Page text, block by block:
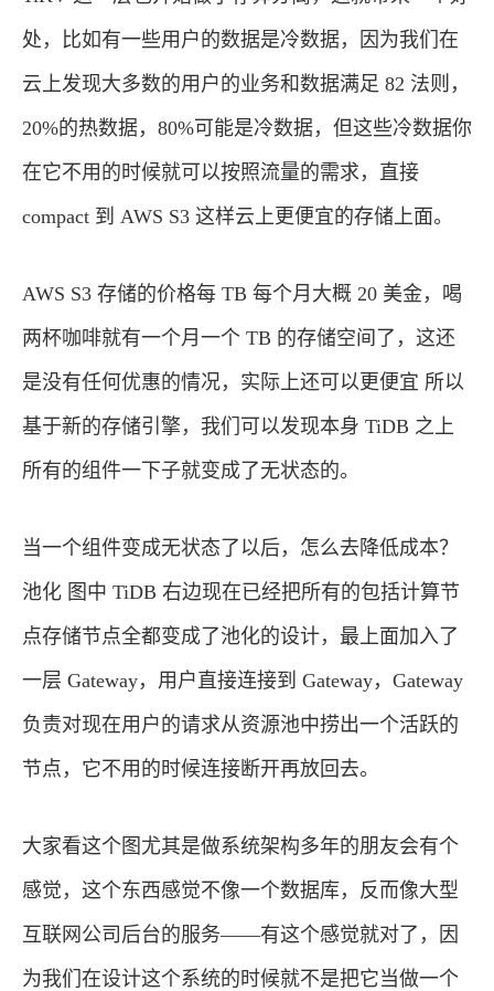
处，比如有一些用户的数据是冷数据，因为我们在
云上发现大多数的用户的业务和数据满足 82 法则，
20%的热数据，80%可能是冷数据，但这些冷数据你
在它不用的时候就可以按照流量的需求，直接
compact 到 AWS S3 这样云上更便宜的存储上面。
AWS S3 存储的价格每 TB 每个月大概 20 美金，喝
两杯咖啡就有一个月一个 TB 的存储空间了，这还
是没有任何优惠的情况，实际上还可以更便宜 所以
基于新的存储引擎，我们可以发现本身 TiDB 之上
所有的组件一下子就变成了无状态的。
当一个组件变成无状态了以后，怎么去降低成本？
池化 图中 TiDB 右边现在已经把所有的包括计算节
点存储节点全都变成了池化的设计，最上面加入了
一层 Gateway，用户直接连接到 Gateway，Gateway
负责对现在用户的请求从资源池中捞出一个活跃的
节点，它不用的时候连接断开再放回去。
大家看这个图尤其是做系统架构多年的朋友会有个
感觉，这个东西感觉不像一个数据库，反而像大型
互联网公司后台的服务——有这个感觉就对了，因
为我们在设计这个系统的时候就不是把它当做一个